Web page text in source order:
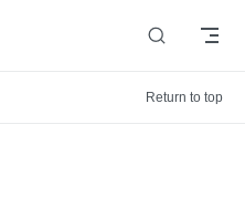
Return to top